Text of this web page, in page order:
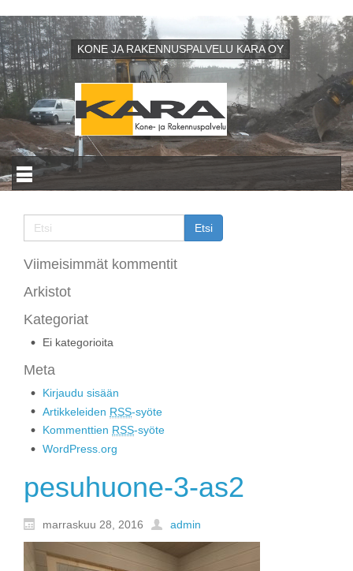
KONE JA RAKENNUSPALVELU KARA OY
Viimeisimmät kommentit
Arkistot
Kategoriat
Ei kategorioita
Meta
Kirjaudu sisään
Artikkeleiden RSS-syöte
Kommenttien RSS-syöte
WordPress.org
pesuhuone-3-as2
marraskuu 28, 2016 admin